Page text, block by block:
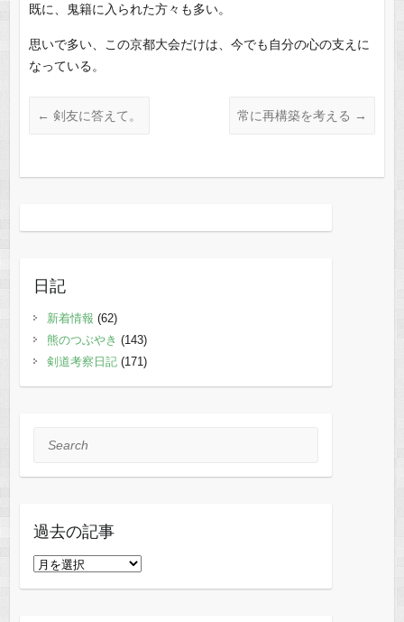
既に、鬼籍に入られた方々も多い。
思いで多い、この京都大会だけは、今でも自分の心の支えに
なっている。
← 剣友に答えて。 常に再構築を考える →
日記
新着情報 (62)
熊のつぶやき (143)
剣道考察日記(171)
Search
過去の記事
過